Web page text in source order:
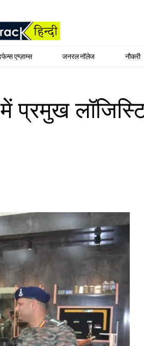
एग्ज़ाम्स जनरल नॉलेज नौकरी